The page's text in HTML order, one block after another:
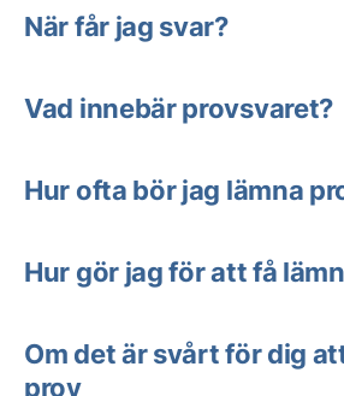
När får jag svar?
Vad innebär provsvaret?
Hur ofta bör jag lämna
Hur gör jag för att få
Om det är svårt för dig
prov